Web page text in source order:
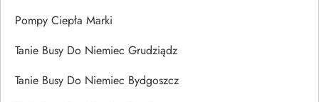
Pompy Ciepła Marki
Tanie Busy Do Niemiec Grudziądz
Tanie Busy Do Niemiec Bydgoszcz